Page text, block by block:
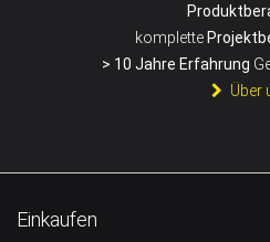
komplette
> 10 Jahre Erfahrung
Über
Einkaufen